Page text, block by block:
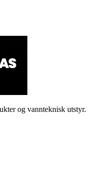
og vannteknisk utstyr.